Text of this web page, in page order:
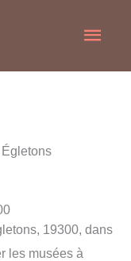
19300, dans
les musées à